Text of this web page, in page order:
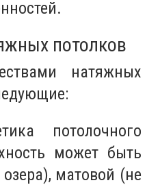
потолков
натяжных
может быть
матовой (не